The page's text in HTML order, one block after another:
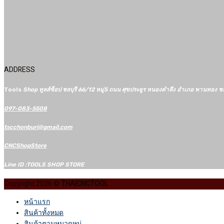
ADDRESS
Tools Shop ทูลส์ช็อป ชลบุรี 66/12​ หมู่5​ ถนน ศุขประยูร หนองตำลึง อำเภอ พานทอง ช
097-083-5508
tscchonburi@gmail.com
CNCShopStore
Line ID :TOOLS SHOP STORE
Copyright 2026 ©THAICNCTOOL
หน้าแรก
สินค้าทั้งหมด